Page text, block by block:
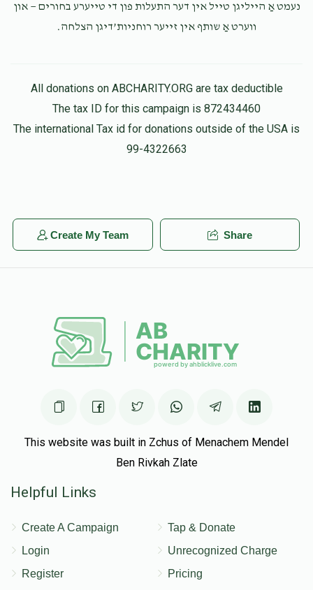
נעמט אַ הייליגן טייל אין דער התעלות פון די טייערע בחורים — און
ווערט אַ שותף אין זייער רוחניות’דיגן הצלחה.
All donations on ABCHARITY.ORG are tax deductible
The tax ID for this campaign is 872434460
The international Tax id for donations outside of the USA is
99-4322663
Create My Team Share
This website was built in Zchus of Menachem Mendel
Ben Rivkah Zlate
Helpful Links
Create A Campaign
Login
Register
Tap & Donate
Unrecognized Charge
Pricing